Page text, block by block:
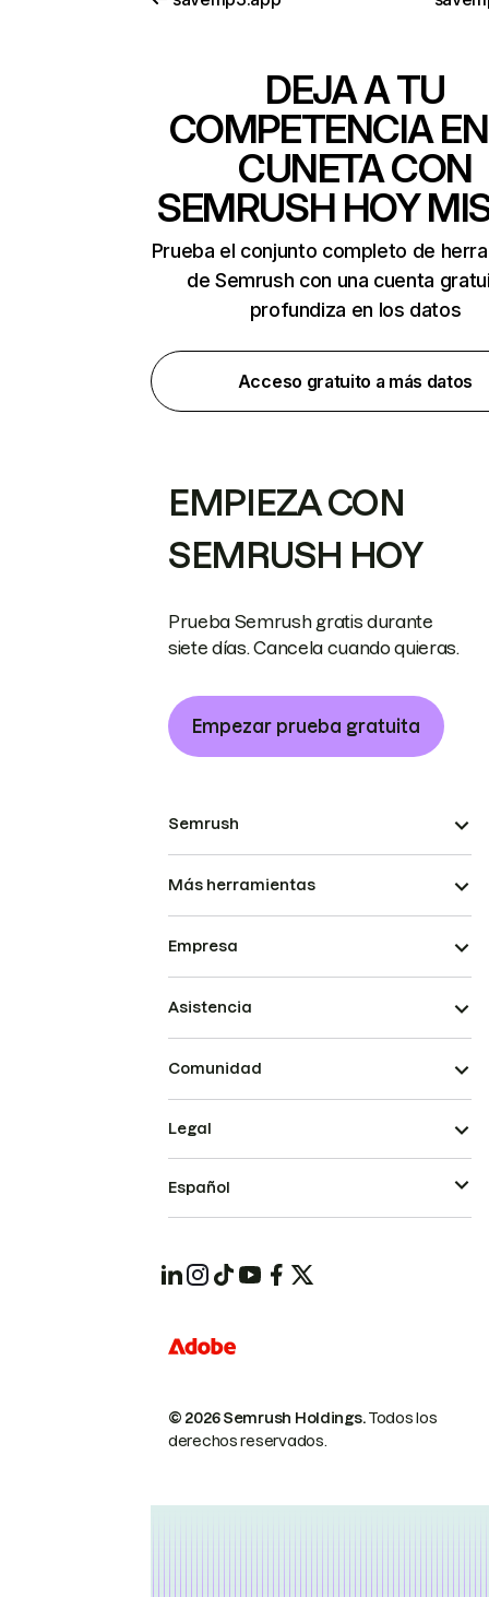
DEJA A TU
COMPETENCIA
CUNETA CON
SEMRUSH HOY
Prueba el conjunto completo de
de Semrush con una cuenta
profundiza en los datos
Acceso gratuito a más datos
EMPIEZA CON
SEMRUSH HOY
Prueba Semrush gratis durante
siete días. Cancela cuando quieras.
Empezar prueba gratuita
Semrush
Más herramientas
Empresa
Asistencia
Comunidad
© 2026 Semrush Holdings.Todos los
derechos reservados.
Legal
Español